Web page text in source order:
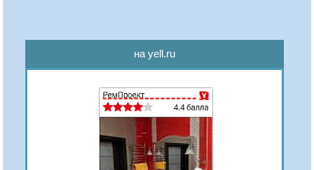
на yell.ru